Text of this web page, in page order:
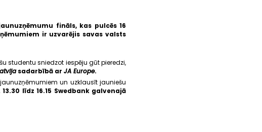
fināls, kas pulcēs 16
ir uzvarējis savas valsts
studentu sniedzot iespēju gūt pieredzi,
sadarbībā ar JA Europe.
un uzklausīt jauniešu
līdz 16.15 Swedbank galvenajā